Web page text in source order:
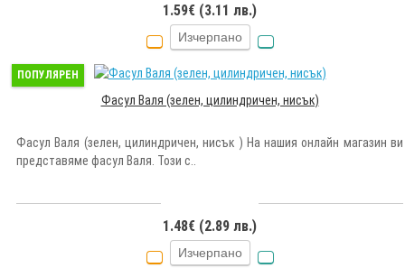
1.59€ (3.11 лв.)
Изчерпано
ПОПУЛЯРЕН
Фасул Валя (зелен, цилиндричен, нисък)
Фасул Валя (зелен, цилиндричен, нисък ) На нашия онлайн магазин ви
представяме фасул Валя. Този с..
1.48€ (2.89 лв.)
Изчерпано